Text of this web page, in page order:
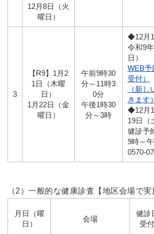
12月8日（火
曜日）
3
【R9】1月2
1日（木曜
日）
1月22日（金
曜日）
午前9時30
分～11時3
0分
午後1時30
分～3時
◆12月
令和9
日）
WEB予
受付）
（新
きます）
◆12月
19日（
健診予
9時～午
0570-
（2）一般的な健康診査【地区会場で実
月日（曜
日）
会場
健診
受